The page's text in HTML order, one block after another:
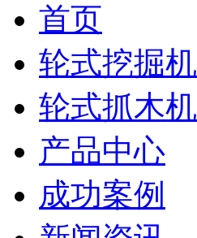
首页
轮式挖掘机
轮式抓木机
产品中心
成功案例